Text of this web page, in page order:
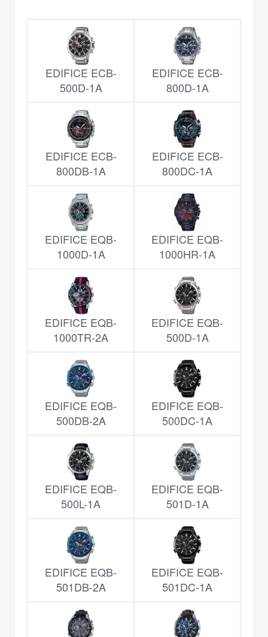
EDIFICE ECB-
500D-1A
EDIFICE ECB-
800D-1A
EDIFICE ECB-
800DB-1A
EDIFICE ECB-
800DC-1A
EDIFICE EQB-
1000D-1A
EDIFICE EQB-
1000HR-1A
EDIFICE EQB-
1000TR-2A
EDIFICE EQB-
500D-1A
EDIFICE EQB-
500DB-2A
EDIFICE EQB-
500DC-1A
EDIFICE EQB-
500L-1A
EDIFICE EQB-
501D-1A
EDIFICE EQB-
501DB-2A
EDIFICE EQB-
501DC-1A